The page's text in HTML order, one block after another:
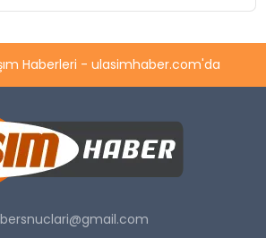
Haberleri - ulasimhaber.com'da